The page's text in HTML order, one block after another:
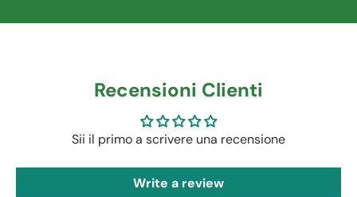
Recensioni Clienti
Sii il primo a scrivere una recensione
Write a review